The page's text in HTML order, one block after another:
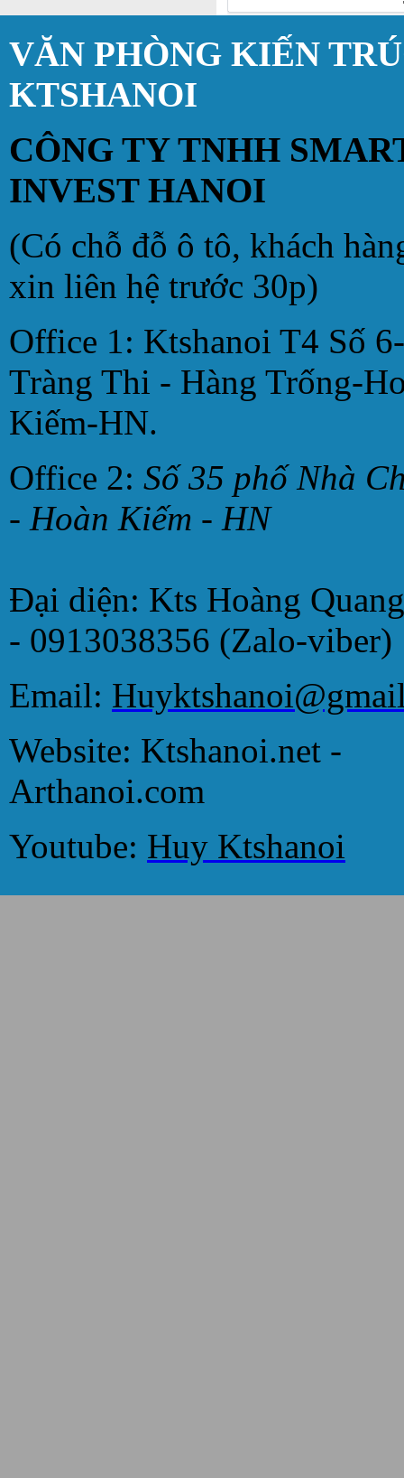
VĂN PHÒNG KIẾN
KTSHANOI
CÔNG TY TNHH
INVEST HANOI
(Có chỗ đỗ ô tô, khách
xin liên hệ trước 30p)
Office 1: Ktshanoi T4 Số
Tràng Thi - Hàng Trống-
Kiếm-HN.
Office 2: Số 35 phố Nhà
- Hoàn Kiếm - HN
Đại diện: Kts Hoàng
- 0913038356 (Zalo-viber)
Email:
Website: Ktshanoi.net -
Arthanoi.com
Youtube: Huy Ktshanoi